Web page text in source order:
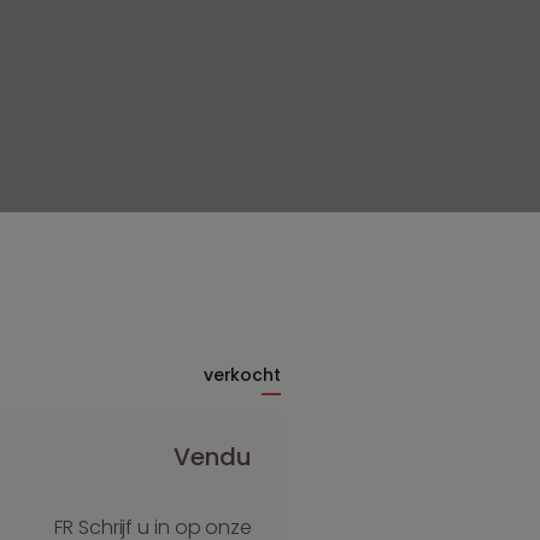
verkocht
Vendu
FR Schrijf u in op onze